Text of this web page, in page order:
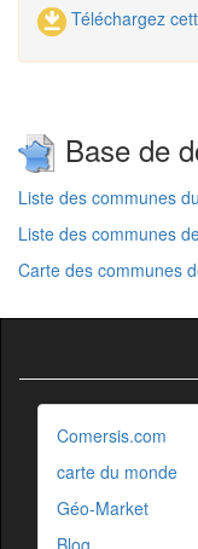
Téléchargez
Base de
Liste des communes
Liste des communes
Carte des communes
Comersis.com
carte du monde
Géo-Market